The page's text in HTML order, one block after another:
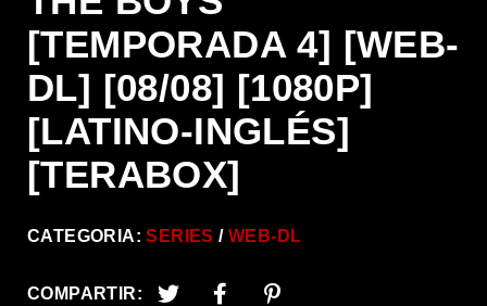
[TEMPORADA 4] [WEB-
DL] [08/08] [1080P]
[LATINO-INGLÉS]
[TERABOX]
CATEGORIA:SERIES WEB-DL
COMPARTIR: